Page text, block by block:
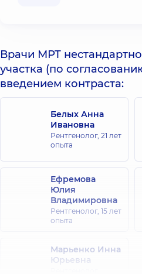
Врачи МРТ
участка (по
введением контраста:
Белых Анна
Ивановна
Рентгенолог, 21 лет
опыта
Ефремова
Юлия
Владимировна
Рентгенолог, 15 лет
опыта
Марьенко Инна
Юрьевна